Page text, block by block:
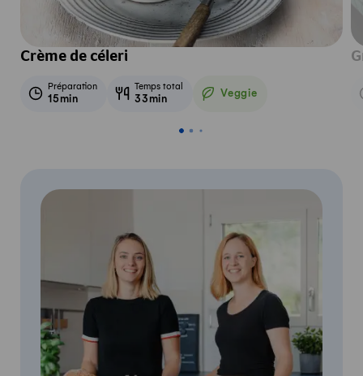
Crème de céleri
Préparation
15min
Temps total
33min Veggie
Veggie